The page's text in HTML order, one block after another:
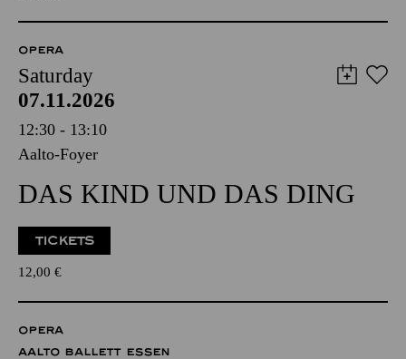
OPERA
Saturday
07.11.2026
12:30 - 13:10
Aalto-Foyer
DAS KIND UND DAS DING
TICKETS
12,00 €
OPERA
AALTO BALLETT ESSEN